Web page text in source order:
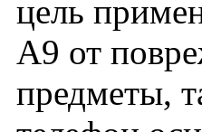
цель
A9 от
предметы,